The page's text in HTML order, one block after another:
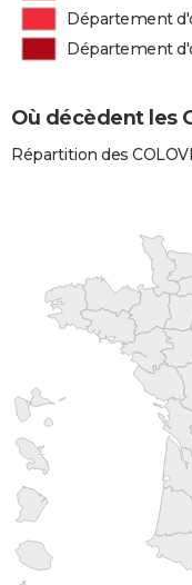
Département
Département
Où décèdent les
Répartition des